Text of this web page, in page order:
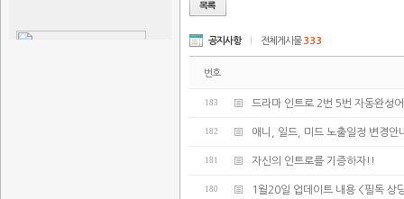
공지사항 전체게시물333
번호
183 드라마 인트로 2번 5번 자동완성
182 애니, 일드, 미드 노출일정 변경안
181 자신의 인트로를 기증하자!!
180 1월20일 업데이트 내용 <필독 상